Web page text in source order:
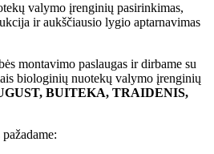
valymo įrenginių pasirinkimas,
ir aukščiausio lygio aptarnavimas
montavimo paslaugas ir dirbame su
biologinių nuotekų valymo įrenginių
BUITEKA, TRAIDENIS,